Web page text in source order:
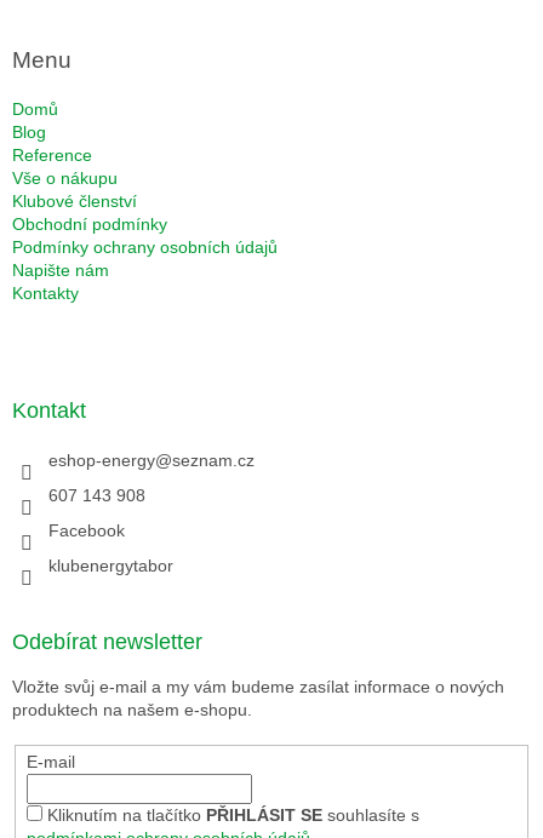
Menu
Domů
Blog
Reference
Vše o nákupu
Klubové členství
Obchodní podmínky
Podmínky ochrany osobních údajů
Napište nám
Kontakty
Kontakt
eshop-energy@seznam.cz
607 143 908
Facebook
klubenergytabor
Odebírat newsletter
Vložte svůj e-mail a my vám budeme zasílat informace o nových
produktech na našem e-shopu.
E-mail
Kliknutím na tlačítko PŘIHLÁSIT SEsouhlasíte s